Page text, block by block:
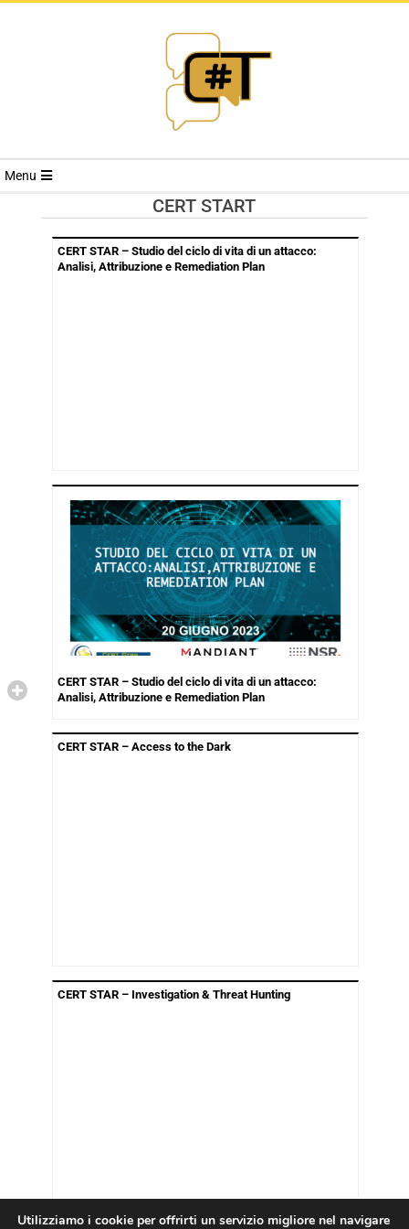
RIVISTA
TRENDS
Menu
CERT START
CERT STAR – Studio del ciclo di vita di un attacco:
Analisi, Attribuzione e Remediation Plan
CERT STAR – Studio del ciclo di vita di un attacco:
Analisi, Attribuzione e Remediation Plan
CERT STAR – Access to the Dark
CERT STAR – Investigation & Threat Hunting
Utilizziamo i cookie per offrirti un servizio migliore nel navigare